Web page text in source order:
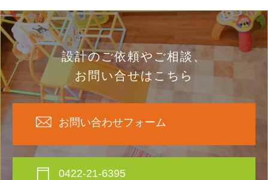
設計のご依頼やご相談、
お問い合せはこちら
お問い合わせフォーム
0422-21-6395